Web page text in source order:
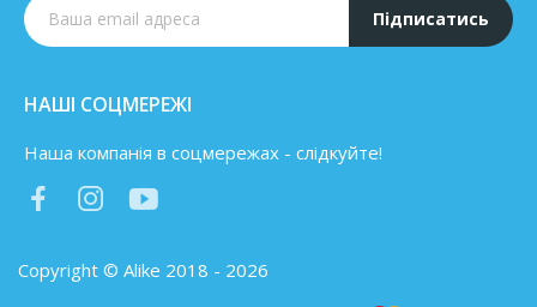
Підписатись
НАШІ СОЦМЕРЕЖІ
Наша компанія в соцмережах - слідкуйте!
Copyright © Alike 2018 - 2026